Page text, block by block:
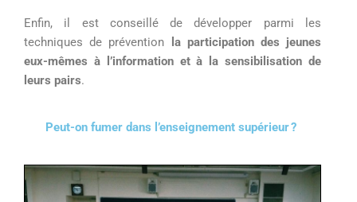
Enfin, il est conseillé dedévelopper parmi les
techniques de prévention
la participation des jeunes
eux-mêmes à l’information et à la sensibilisation de
leurs pairs.
Peut-on fumer dans l’enseignement supérieur ?